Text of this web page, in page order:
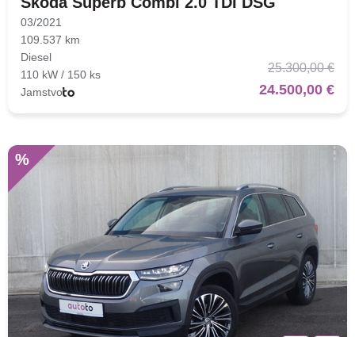
03/2021
109.537 km
Diesel
110 kW / 150 ks
Jamstvo
25.300,00 €
24.500,00 €
%